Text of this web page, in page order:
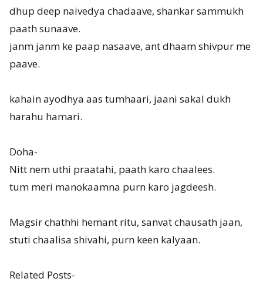
dhup deep naivedya chadaave, shankar sammukh
paath sunaave.
janm janm ke paap nasaave, ant dhaam shivpur me
paave.
kahain ayodhya aas tumhaari, jaani sakal dukh
harahu hamari.
Doha-
Nitt nem uthi praatahi, paath karo chaalees.
tum meri manokaamna purn karo jagdeesh.
Magsir chathhi hemant ritu, sanvat chausath jaan,
stuti chaalisa shivahi, purn keen kalyaan.
Related Posts-